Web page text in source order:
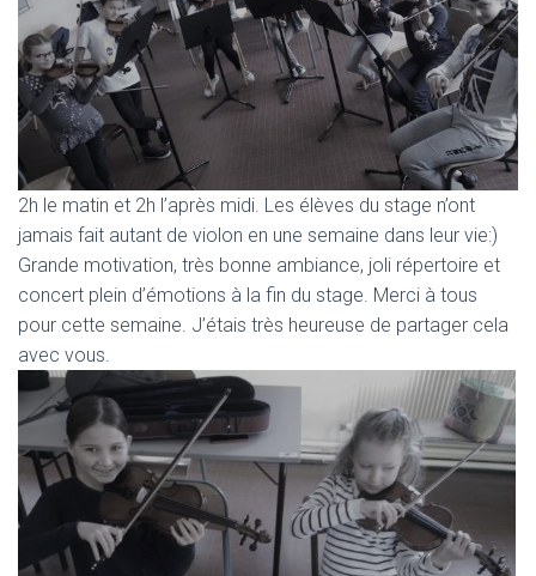
N
2h le matin et 2h l’après midi. Les élèves du stage n’ont
jamais fait autant de violon en une semaine dans leur vie:)
Grande motivation, très bonne ambiance, joli répertoire et
concert plein d’émotions à la fin du stage. Merci à tous
pour cette semaine. J’étais très heureuse de partager cela
avec vous.